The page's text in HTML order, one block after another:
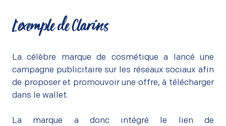
L’exemple de Clarins
La célèbre marque de cosmétique a lancé une
campagne publicitaire sur les réseaux sociaux afin
de proposer et promouvoir une offre, à télécharger
dans le wallet.
La marque a donc intégré le lien de